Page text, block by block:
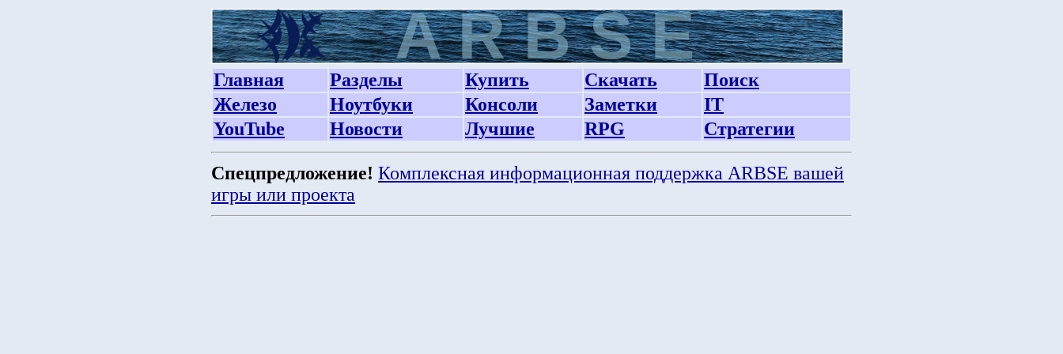
Главная Разделы Купить Скачать
Поиск
Железо
Ноутбуки Консоли Заметки
IT
YouTube
Новости Лучшие RPG Стратегии
Спецпредложение! Комплексная информационная поддержка ARBSE вашей
игры или проекта